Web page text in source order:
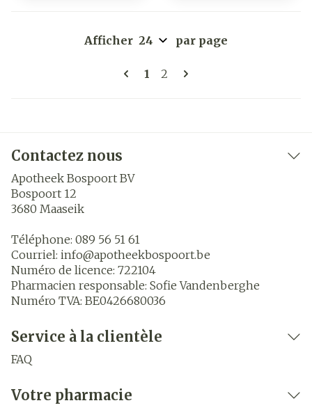
Pages
Vous lisez actuellement la
1 Page
2
Afficher par page
Contactez nous
Apotheek Bospoort BV
Bospoort 12
3680 Maaseik
Téléphone: 089 56 51 61
Courriel: info@apotheekbospoort.be
Numéro de licence: 722104
Pharmacien responsable: Sofie Vandenberghe
Numéro TVA: BE0426680036
Service à la clientèle
FAQ
Votre pharmacie